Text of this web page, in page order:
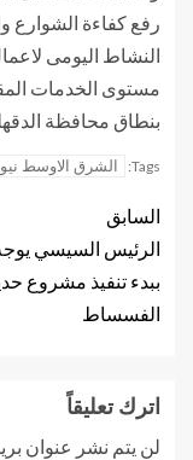
رفع كفاءة الشوارع
النشاط اليومى
مستوى الخدمات
بنطاق محافظة
Tags: الشرق الاوسط
السابق
الرئيس السيسي يوجه
ببدء تنفيذ مشروع
الفسساط
اترك تعليقاً
لن يتم نشر عنوان